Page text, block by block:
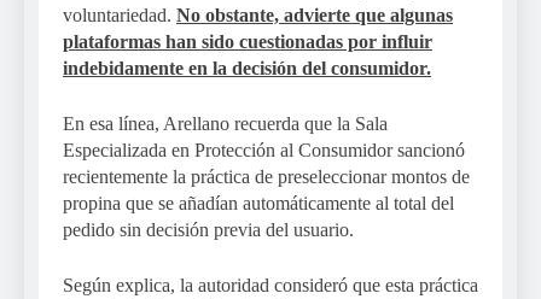
voluntariedad. No obstante, advierte que algunas
plataformas han sido cuestionadas por influir
indebidamente en la decisión del consumidor.
En esa línea, Arellano recuerda que la Sala
Especializada en Protección al Consumidor sancionó
recientemente la práctica de preseleccionar montos de
propina que se añadían automáticamente al total del
pedido sin decisión previa del usuario.
Según explica, la autoridad consideró que esta práctica